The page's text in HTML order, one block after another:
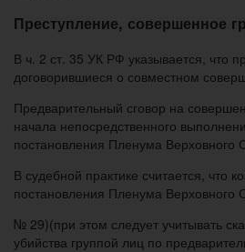
Преступление, совер­шенное
В ч. 2 ст. 35 УК РФ указывается, что
договорившиеся о совместном
Предварительный сговор на
начала непосредственного
постановления Пленума
В судебной практике считается, что
постановления Пленума
№ 29)(при этом следует учитывать
убийства группой лиц по